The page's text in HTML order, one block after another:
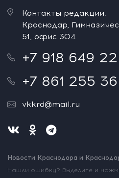
Контакты редакции:
Краснодар,
51, офис 304
+7 918 649
+7 861 255
vkkrd@mail.ru
Новости Краснодара и
Нашли ошибку? Выделите и